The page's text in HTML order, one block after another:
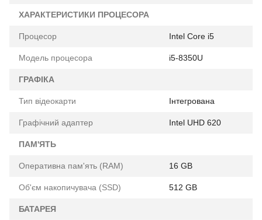
ХАРАКТЕРИСТИКИ ПРОЦЕСОРА
Процесор Intel Core i5
Модель процесора i5-8350U
ГРАФІКА
Тип відеокарти Інтегрована
Графічний адаптер Intel UHD 620
ПАМ'ЯТЬ
Оперативна пам'ять (RAM) 16 GB
Об'єм накопичувача (SSD) 512 GB
БАТАРЕЯ